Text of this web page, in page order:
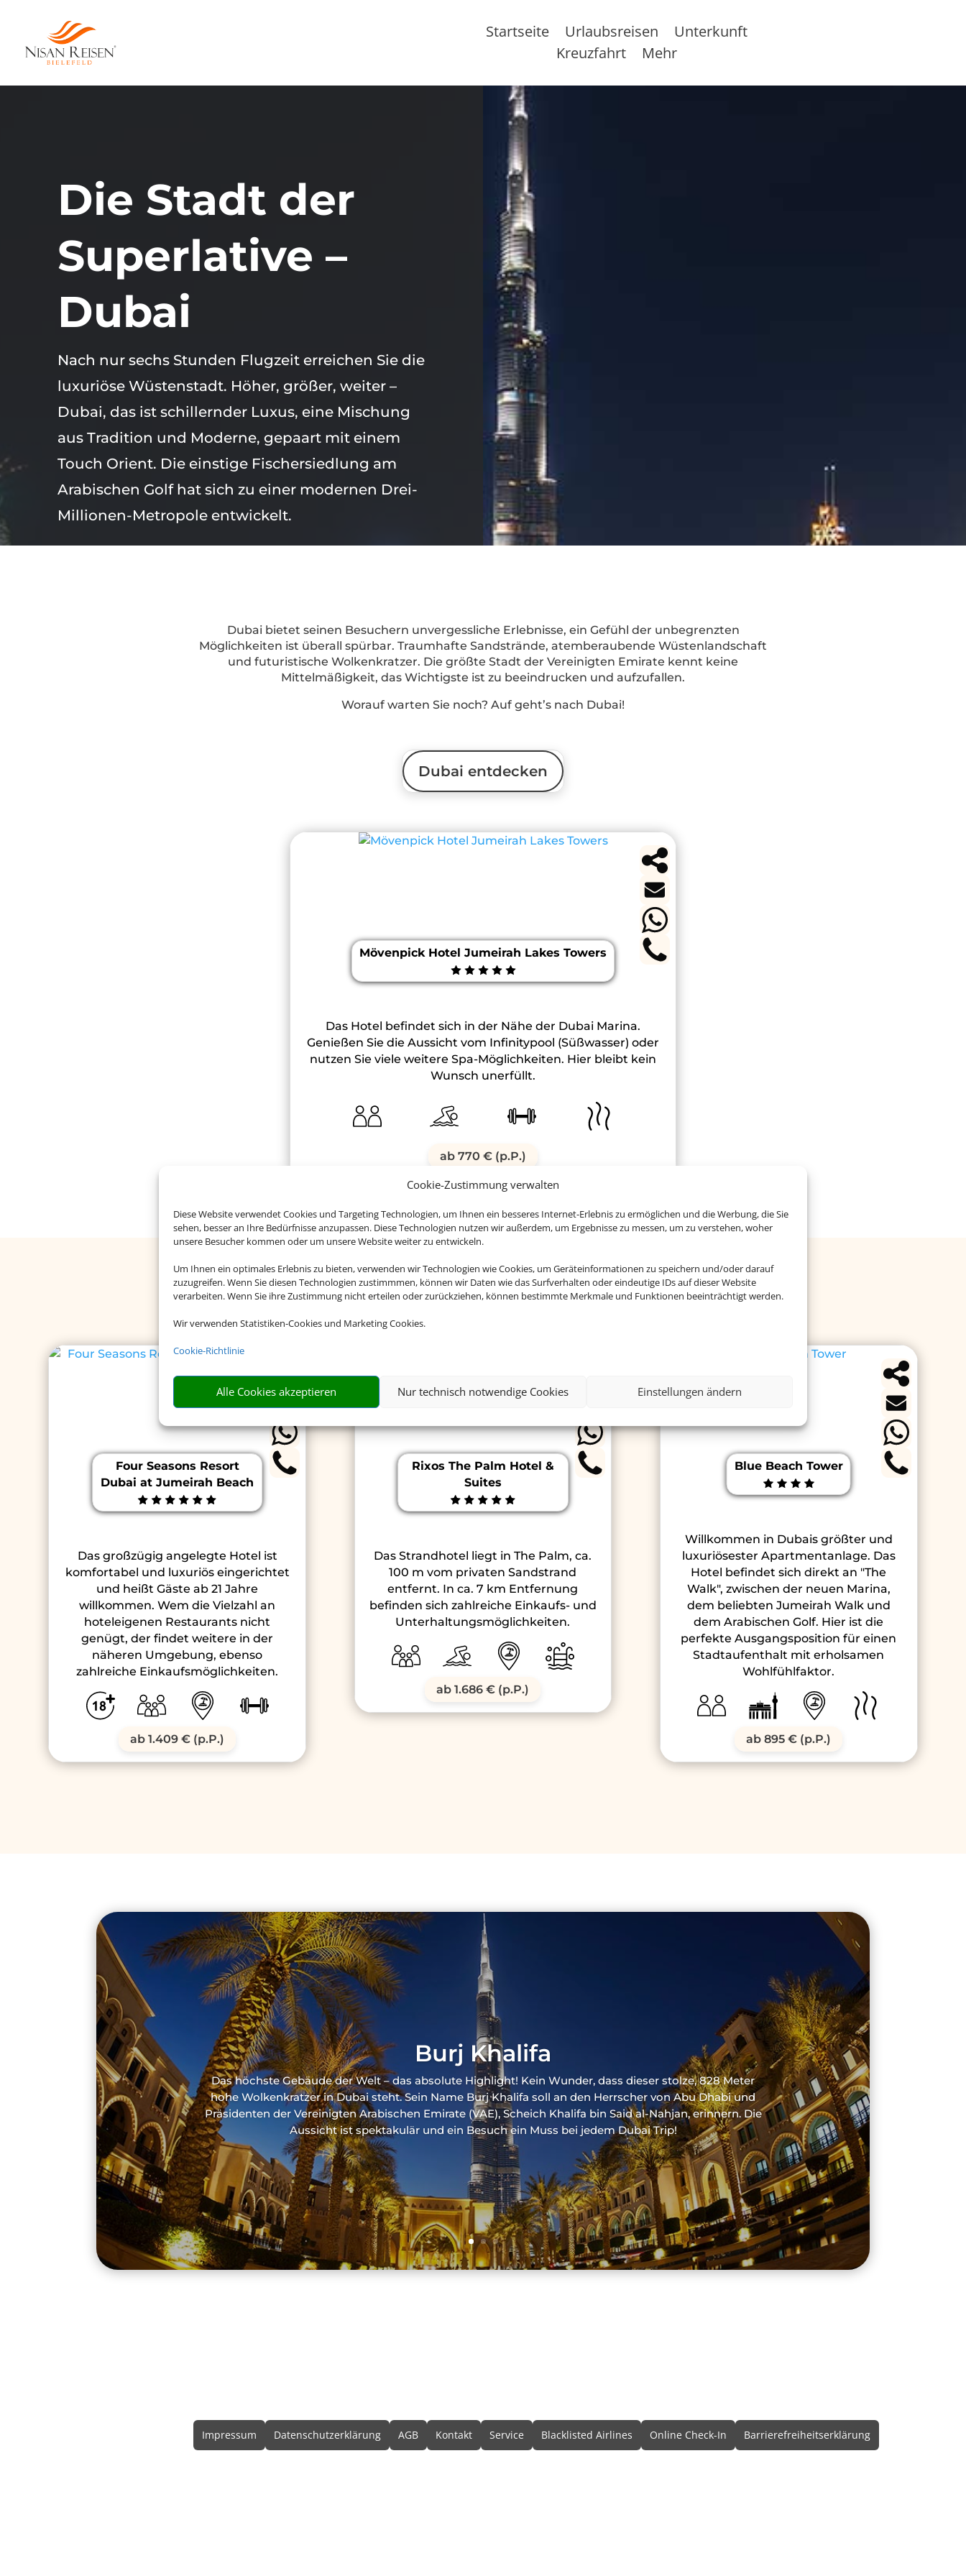
Cookie-Zustimmung verwalten
Diese Website verwendet Cookies und Targeting Technologien, um Ihnen ein besseres Internet-Erlebnis zu ermöglichen und die Werbung, die Sie
sehen, besser an Ihre Bedürfnisse anzupassen. Diese Technologien nutzen wir außerdem, um Ergebnisse zu messen, um zu verstehen, woher
unsere Besucher kommen oder um unsere Website weiter zu entwickeln.
Um Ihnen ein optimales Erlebnis zu bieten, verwenden wir Technologien wie Cookies, um Geräteinformationen zu speichern und/oder darauf
zuzugreifen. Wenn Sie diesen Technologien zustimmmen, können wir Daten wie das Surfverhalten oder eindeutige IDs auf dieser Website
verarbeiten. Wenn Sie ihre Zustimmung nicht erteilen oder zurückziehen, können bestimmte Merkmale und Funktionen beeinträchtigt werden.
Wir verwenden Statistiken-Cookies und Marketing Cookies.
Cookie-Richtlinie
Alle Cookies akzeptieren Nur technisch notwendige Cookies Einstellungen ändern
Startseite Urlaubsreisen
Unterkunft
Kreuzfahrt
Mehr
Die Stadt der
Superlative –
Dubai
Nach nur sechs Stunden Flugzeit erreichen Sie die
luxuriöse Wüstenstadt. Höher, größer, weiter –
Dubai, das ist schillernder Luxus, eine Mischung
aus Tradition und Moderne, gepaart mit einem
Touch Orient. Die einstige Fischersiedlung am
Arabischen Golf hat sich zu einer modernen Drei-
Millionen-Metropole entwickelt.
Dubai bietet seinen Besuchern unvergessliche Erlebnisse, ein Gefühl der unbegrenzten
Möglichkeiten ist überall spürbar. Traumhafte Sandstrände, atemberaubende Wüstenlandschaft
und futuristische Wolkenkratzer. Die größte Stadt der Vereinigten Emirate kennt keine
Mittelmäßigkeit, das Wichtigste ist zu beeindrucken und aufzufallen.
Worauf warten Sie noch? Auf geht’s nach Dubai!
Dubai entdecken
Mövenpick Hotel Jumeirah Lakes Towers
Das Hotel befindet sich in der Nähe der Dubai Marina.
Genießen Sie die Aussicht vom Infinitypool (Süßwasser) oder
nutzen Sie viele weitere Spa-Möglichkeiten. Hier bleibt kein
Wunsch unerfüllt.
ab 770 € (p.P.)
Buchen Sie jetzt Ihren Urlaub in Dubai
Four Seasons Resort
Dubai at Jumeirah Beach
Das großzügig angelegte Hotel ist
komfortabel und luxuriös eingerichtet
und heißt Gäste ab 21 Jahre
willkommen. Wem die Vielzahl an
hoteleigenen Restaurants nicht
genügt, der findet weitere in der
näheren Umgebung, ebenso
zahlreiche Einkaufsmöglichkeiten.
ab 1.409 € (p.P.)
Rixos The Palm Hotel &
Suites
Das Strandhotel liegt in The Palm, ca.
100 m vom privaten Sandstrand
entfernt. In ca. 7 km Entfernung
befinden sich zahlreiche Einkaufs- und
Unterhaltungsmöglichkeiten.
ab 1.686 € (p.P.)
Blue Beach Tower
Willkommen in Dubais größter und
luxuriösester Apartmentanlage. Das
Hotel befindet sich direkt an "The
Walk", zwischen der neuen Marina,
dem beliebten Jumeirah Walk und
dem Arabischen Golf. Hier ist die
perfekte Ausgangsposition für einen
Stadtaufenthalt mit erholsamen
Wohlfühlfaktor.
ab 895 € (p.P.)
Burj Khalifa
Das höchste Gebäude der Welt – das absolute Highlight! Kein Wunder, dass dieser stolze, 828 Meter
hohe Wolkenkratzer in Dubai steht. Sein Name Burj Khalifa soll an den Herrscher von Abu Dhabi und
Präsidenten der Vereinigten Arabischen Emirate (VAE), Scheich Khalifa bin Said al-Nahjan, erinnern. Die
Aussicht ist spektakulär und ein Besuch ein Muss bei jedem Dubai Trip!
Impressum Datenschutzerklärung AGB Kontakt Service Blacklisted Airlines Online Check-In Barrierefreiheitserklärung